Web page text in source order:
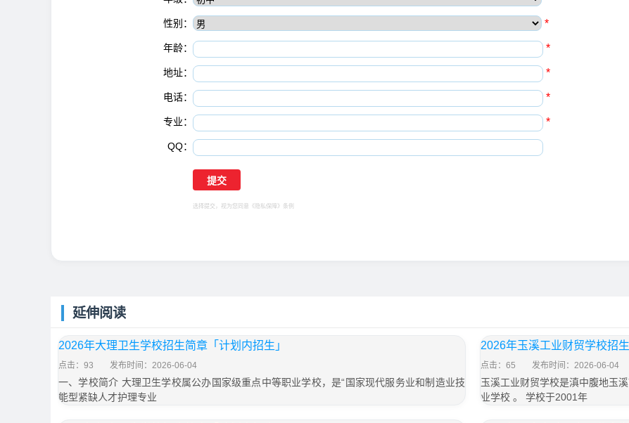
性别： *
年龄： *
地址： *
电话： *
专业： *
QQ：
选择提交，视为您同意 《隐私保障》 条例
延伸阅读
2026年大理卫生学校招生简章「计划内招生」
点击：93 发布时间：2026-06-04
一、学校简介 大理卫生学校属公办国家级重点中等职业学校，是“国家现代服务业和制造业技
能型紧缺人才护理专业
2026年玉溪工业财贸学校招
点击：65 发布时间：2026-06-04
玉溪工业财贸学校是滇中腹地玉
业学校 。 学校于2001年